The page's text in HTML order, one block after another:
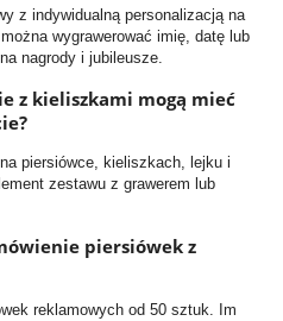
z indywidualną personalizacją na
wygrawerować imię, datę lub
nagrody i jubileusze.
z kieliszkami mogą mieć
piersiówce, kieliszkach, lejku i
zestawu z grawerem lub
piersiówek z
reklamowych od 50 sztuk. Im